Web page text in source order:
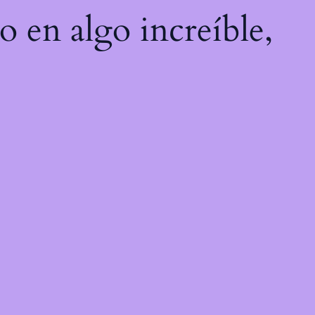
en algo increíble,